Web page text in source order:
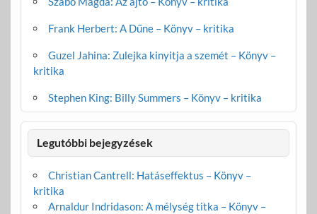
Frank Herbert: A Dűne – Könyv – kritika
Guzel Jahina: Zulejka kinyitja a szemét – Könyv –
kritika
Stephen King: Billy Summers – Könyv – kritika
Legutóbbi bejegyzések
Christian Cantrell: Hatáseffektus – Könyv –
kritika
Arnaldur Indridason: A mélység titka – Könyv –